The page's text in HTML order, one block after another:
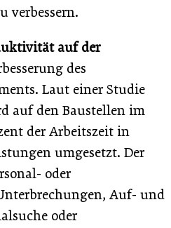
verbessern.
auf der
des
Laut einer Studie
auf den Baustellen im
der Arbeitszeit in
umgesetzt. Der
oder
Auf- und
oder